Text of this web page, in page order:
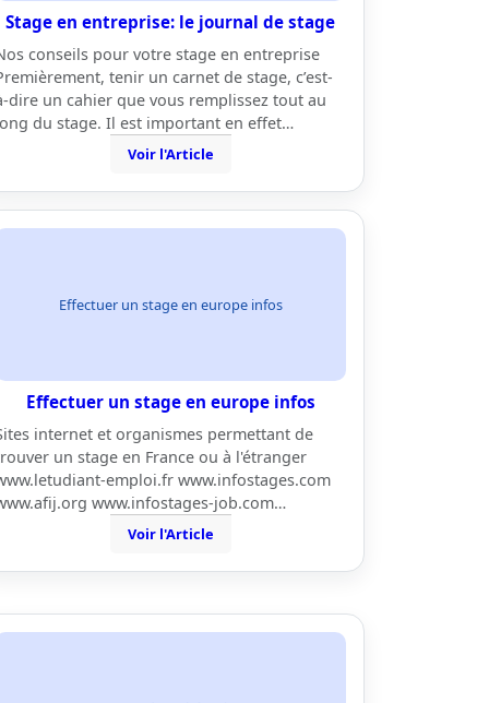
Stage en entreprise: le journal de stage
conseils pour votre stage en entreprise
tenir un carnet de stage, c’est-
dire un cahier que vous remplissez tout au
du stage. Il est important en effet…
Voir l'Article
Effectuer un stage en europe infos
Effectuer un stage en europe infos
internet et organismes permettant de
un stage en France ou à l'étranger
emploi.fr www.infostages.com
www.infostages-job.com…
Voir l'Article